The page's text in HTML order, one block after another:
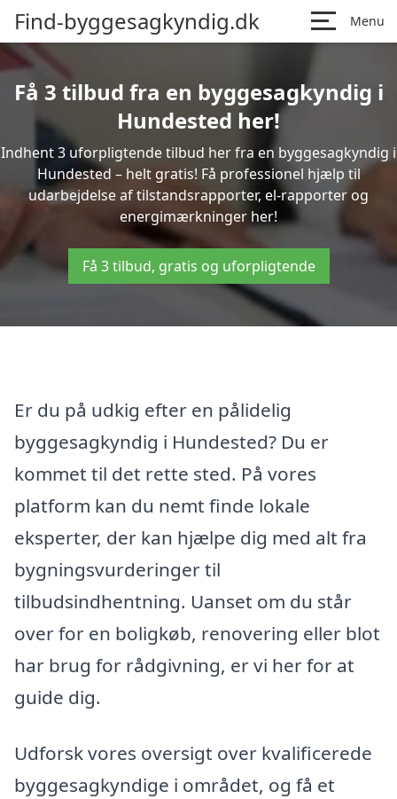
Find-byggesagkyndig.dk Menu
Få 3 tilbud fra en byggesagkyndig i
Hundested her!
Indhent 3 uforpligtende tilbud her fra en byggesagkyndig i
Hundested – helt gratis! Få professionel hjælp til
udarbejdelse af tilstandsrapporter, el-rapporter og
energimærkninger her!
Få 3 tilbud, gratis og uforpligtende
Er du på udkig efter en pålidelig
byggesagkyndig i Hundested? Du er
kommet til det rette sted. På vores
platform kan du nemt finde lokale
eksperter, der kan hjælpe dig med alt fra
bygningsvurderinger til
tilbudsindhentning. Uanset om du står
over for en boligkøb, renovering eller blot
har brug for rådgivning, er vi her for at
guide dig.
Udforsk vores oversigt over kvalificerede
byggesagkyndige i området, og få et